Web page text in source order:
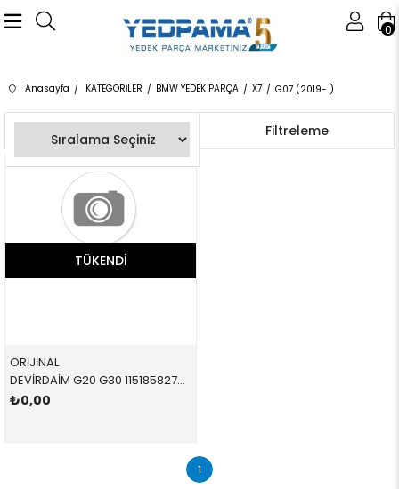
0
Anasayfa KATEGORİLER BMW YEDEK PARÇA X7 G07 (2019- )
Filtreleme
Sıralama
TÜKENDI
ORİJİNAL
DEVİRDAİM G20 G30 11518582740 11518582740 11518582740 G20,G30,G11,G12,G14,G15,G16,X3,X4,X5,X6,X7,G01,G02 B57 2019-
₺0,00
1